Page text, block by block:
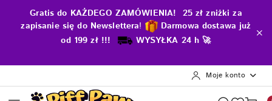
Przejdź do treści głównej
Przejdź do wyszukiwarki
Przejdź do moje konto
Przejdź do menu głównego
Przejdź do opisu produktu
Przejdź do stopki
Gratis do KAŻDEGO ZAMÓWIENIA! 25 zł zniżki za
zapisanie się do Newslettera! Darmowa dostawa już
od 199 zł !!!
WYSYŁKA 24 h 🚀
Moje konto